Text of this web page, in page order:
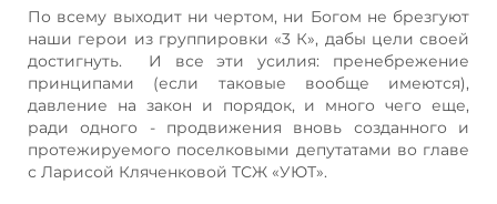
По всему выходит ни чертом, ни Богом не брезгуют
наши герои из группировки «3 К», дабы цели своей
достигнуть. И все эти усилия: пренебрежение
принципами (если таковые вообще имеются),
давление на закон и порядок, и много чего еще,
ради одного - продвижения вновь созданного и
протежируемого поселковыми депутатами во главе
с Ларисой Кляченковой ТСЖ «УЮТ».